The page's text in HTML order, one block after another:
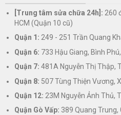
[Trung tâm sửa chữa 24h]: 260
HCM (Quận 10 cũ)
Quận 1: 249 - 251 Trần Quang
Quận 6: 733 Hậu Giang, Bình Phú,
Quận 7: 481A Nguyễn Thị Thập,
Quận 8: 507 Tùng Thiện Vương,
Quận 12: 23M Nguyễn Ảnh Thủ,
Quận Gò Vấp: 389 Quang Trung,